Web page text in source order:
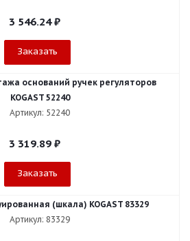
3 546.24₽
Заказать
оснований ручек регуляторов
KOGAST 52240
Артикул: 52240
3 319.89 ₽
Заказать
(шкала) KOGAST 83329
Артикул: 83329